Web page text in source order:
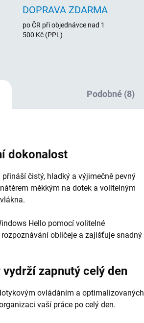
DOPRAVA ZDARMA
po ČR při objednávce nad 1
500 Kč (PPL)
Podobné (8)
dokonalost
čistý, hladký a výjimečně pevný
měkkým na dotek a volitelným
Hello pomocí volitelné
obličeje a zajišťuje snadný
zapnutý celý den
ovládáním a optimalizovaných
vaší práce po celý den.